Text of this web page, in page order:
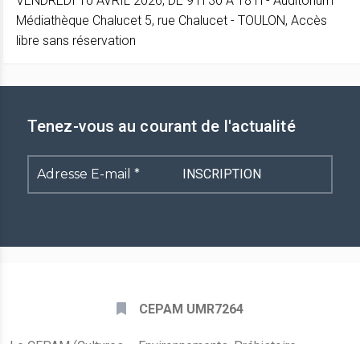
Médiathèque Chalucet 5, rue Chalucet - TOULON, Accès
libre sans réservation
Tenez-vous au courant de l'actualité
Adresse
E-
CEPAM UMR7264